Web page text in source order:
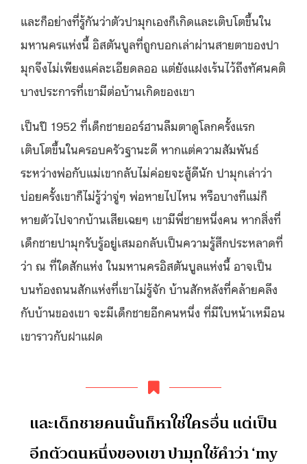
และก็อย่างที่รู้กันว่าตัวปามุกเองก็เกิดและเติบโตขึ้นใน
มหานครแห่งนี้ อิสตันบูลที่ถูกบอกเล่าผ่านสายตาของปา
มุกจึงไม่เพียงแค่ละเอียดลออ แต่ยังแฝงเร้นไว้ถึงทัศนคติ
บางประการที่เขามีต่อบ้านเกิดของเขา
เป็นปี 1952 ที่เด็กชายออร์ฮานลืมตาดูโลกครั้งแรก
เติบโตขึ้นในครอบครัวฐานะดี หากแต่ความสัมพันธ์
ระหว่างพ่อกับแม่เขากลับไม่ค่อยจะสู้ดีนัก ปามุกเล่าว่า
บ่อยครั้งเขาก็ไม่รู้ว่าจู่ๆ พ่อหายไปไหน หรือบางทีแม่ก็
หายตัวไปจากบ้านเสียเฉยๆ เขามีพี่ชายหนึ่งคน หากสิ่งที่
เด็กชายปามุกรับรู้อยู่เสมอกลับเป็นความรู้สึกประหลาดที่
ว่า ณ ที่ใดสักแห่ง ในมหานครอิสตันบูลแห่งนี้ อาจเป็น
บนท้องถนนสักแห่งที่เขาไม่รู้จัก บ้านสักหลังที่คล้ายคลึง
กับบ้านของเขา จะมีเด็กชายอีกคนหนึ่ง ที่มีใบหน้าเหมือน
เขาราวกับฝาแฝด
และเด็กชายคนนั้นก็หาใช่ใครอื่น แต่เป็น
อีกตัวตนหนึ่งของเขา ปามุกใช้คำว่า ‘my